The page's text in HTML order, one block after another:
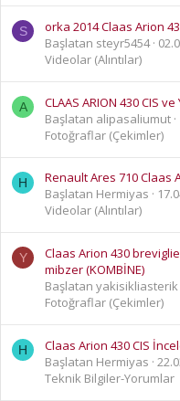
S
orka 2014 Claas Arion
Başlatan steyr5454
Videolar (Alıntılar)
A
CLAAS ARION 430 CIS
Başlatan alipasaliumut
Fotoğraflar (Çekimler)
H
Renault Ares 710 Claas
Başlatan Hermiyas
Videolar (Alıntılar)
Y
Claas Arion 430
mibzer (KOMBİNE)
Başlatan yakisikliasterik
Fotoğraflar (Çekimler)
H
Claas Arion 430 CIS
Başlatan Hermiyas
Teknik Bilgiler-Yorumlar